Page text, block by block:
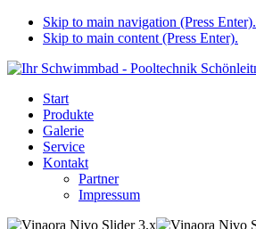
Skip to main navigation (Press Enter).
Skip to main content (Press Enter).
Start
Produkte
Galerie
Service
Kontakt
Partner
Impressum